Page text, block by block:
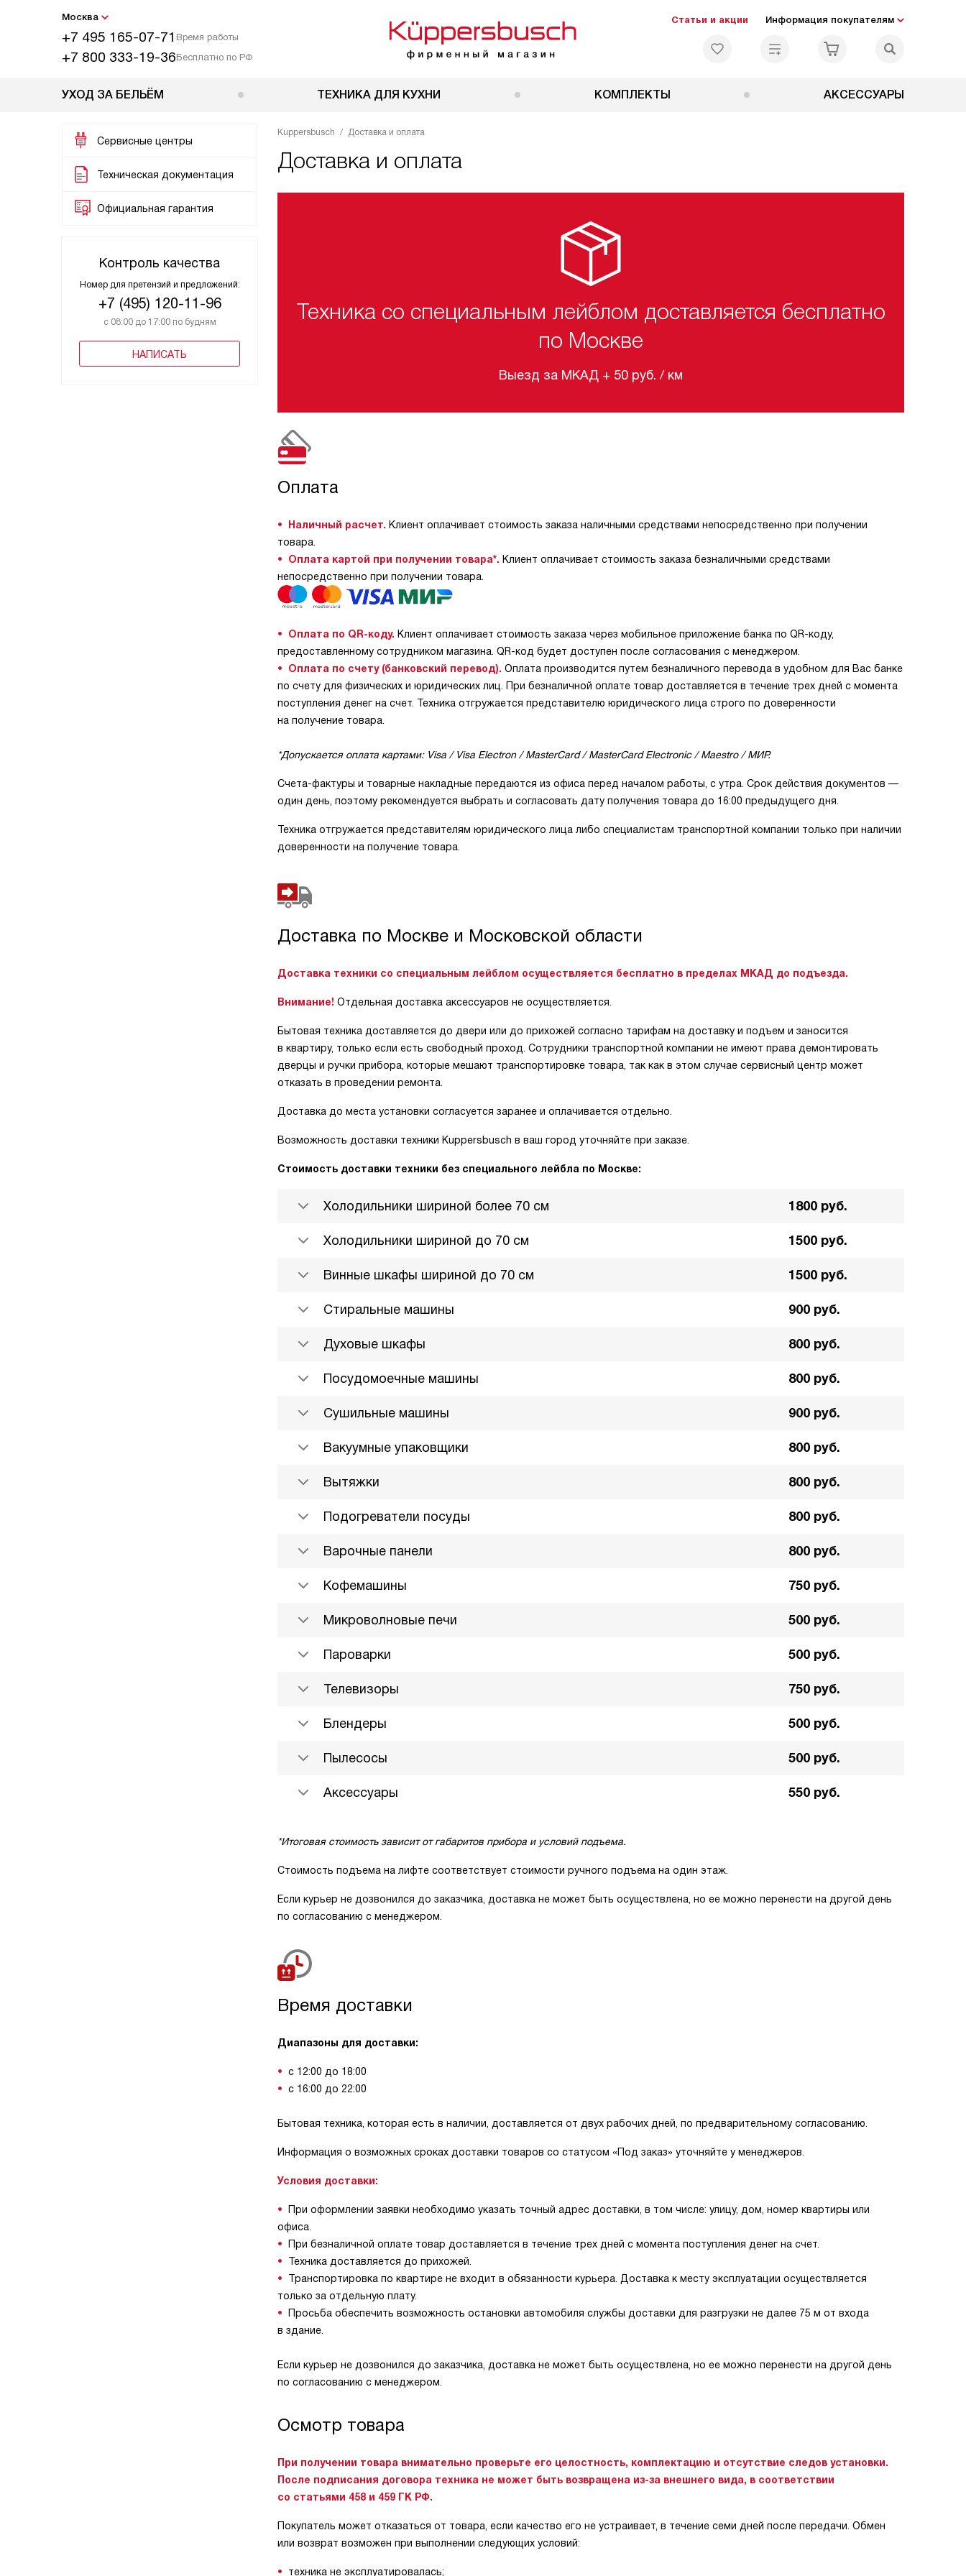
Москва
+7 495 165-07-71 Время работы
+7 800 333-19-36Бесплатно по РФ
Статьи и акции Информация покупателям
УХОД ЗА БЕЛЬЁМ ТЕХНИКА ДЛЯ КУХНИ КОМПЛЕКТЫ АКСЕССУАРЫ
Сервисные центры
Техническая документация
Официальная гарантия
Контроль качества
Номер для претензий и предложений:
+7 (495) 120-11-96
с 08:00 до 17:00 по будням
НАПИСАТЬ
Kuppersbusch Доставка и оплата
Доставка и оплата
Техника со специальным лейблом доставляется бесплатно
по Москве
Выезд за МКАД + 50 руб. / км
Оплата
Наличный расчет. Клиент оплачивает стоимость заказа наличными средствами непосредственно при получении
товара.
Оплата картой при получении товара*. Клиент оплачивает стоимость заказа безналичными средствами
непосредственно при получении товара.
Оплата по QR-коду. Клиент оплачивает стоимость заказа через мобильное приложение банка по QR-коду,
предоставленному сотрудником магазина. QR-код будет доступен после согласования с менеджером.
Оплата по счету (банковский перевод). Оплата производится путем безналичного перевода в удобном для Вас банке
по счету для физических и юридических лиц. При безналичной оплате товар доставляется в течение трех дней с момента
поступления денег на счет. Техника отгружается представителю юридического лица строго по доверенности
на получение товара.
*Допускается оплата картами: Visa / Visa Electron / MasterCard / MasterCard Electronic / Maestro / МИР.
Счета-фактуры и товарные накладные передаются из офиса перед началом работы, с утра. Срок действия документов —
один день, поэтому рекомендуется выбрать и согласовать дату получения товара до 16:00 предыдущего дня.
Техника отгружается представителям юридического лица либо специалистам транспортной компании только при наличии
доверенности на получение товара.
Доставка по Москве и Московской области
Доставка техники со специальным лейблом осуществляется бесплатно в пределах МКАД до подъезда.
Внимание! Отдельная доставка аксессуаров не осуществляется.
Бытовая техника доставляется до двери или до прихожей согласно тарифам на доставку и подъем и заносится
в квартиру, только если есть свободный проход. Сотрудники транспортной компании не имеют права демонтировать
дверцы и ручки прибора, которые мешают транспортировке товара, так как в этом случае сервисный центр может
отказать в проведении ремонта.
Доставка до места установки согласуется заранее и оплачивается отдельно.
Возможность доставки техники Kuppersbusch в ваш город уточняйте при заказе.
Стоимость доставки техники без специального лейбла по Москве:
Холодильники шириной более 70 см 1800 руб.
Холодильники шириной до 70 см 1500 руб.
Винные шкафы шириной до 70 см 1500 руб.
Стиральные машины 900 руб.
Духовые шкафы 800 руб.
Посудомоечные машины 800 руб.
Сушильные машины 900 руб.
Вакуумные упаковщики 800 руб.
Вытяжки 800 руб.
Подогреватели посуды 800 руб.
Варочные панели 800 руб.
Кофемашины 750 руб.
Микроволновые печи 500 руб.
Пароварки 500 руб.
Телевизоры 750 руб.
Блендеры 500 руб.
Пылесосы 500 руб.
Аксессуары 550 руб.
*Итоговая стоимость зависит от габаритов прибора и условий подъема.
Стоимость подъема на лифте соответствует стоимости ручного подъема на один этаж.
Если курьер не дозвонился до заказчика, доставка не может быть осуществлена, но ее можно перенести на другой день
по согласованию с менеджером.
Время доставки
Диапазоны для доставки:
с 12:00 до 18:00
с 16:00 до 22:00
Бытовая техника, которая есть в наличии, доставляется от двух рабочих дней, по предварительному согласованию.
Информация о возможных сроках доставки товаров со статусом «Под заказ» уточняйте у менеджеров.
Условия доставки:
При оформлении заявки необходимо указать точный адрес доставки, в том числе: улицу, дом, номер квартиры или
офиса.
При безналичной оплате товар доставляется в течение трех дней с момента поступления денег на счет.
Техника доставляется до прихожей.
Транспортировка по квартире не входит в обязанности курьера. Доставка к месту эксплуатации осуществляется
только за отдельную плату.
Просьба обеспечить возможность остановки автомобиля службы доставки для разгрузки не далее 75 м от входа
в здание.
Если курьер не дозвонился до заказчика, доставка не может быть осуществлена, но ее можно перенести на другой день
по согласованию с менеджером.
Осмотр товара
При получении товара внимательно проверьте его целостность, комплектацию и отсутствие следов установки.
После подписания договора техника не может быть возвращена из-за внешнего вида, в соответствии
со статьями 458 и 459 ГК РФ.
Покупатель может отказаться от товара, если качество его не устраивает, в течение семи дней после передачи. Обмен
или возврат возможен при выполнении следующих условий:
техника не эксплуатировалась;